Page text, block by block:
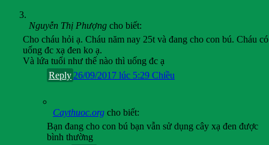
Nguyễn Thị Phượng cho biết:
Cho cháu hỏi ạ. Cháu năm nay 25t và đang cho con bú. Cháu có
uống đc xạ đen ko ạ.
Và lứa tuổi như thế nào thì uống đc ạ
26/09/2017 lúc 5:29 Chiều
Reply
Caythuoc.org cho biết:
Bạn đang cho con bú bạn vẫn sử dụng cây xạ đen được
bình thường